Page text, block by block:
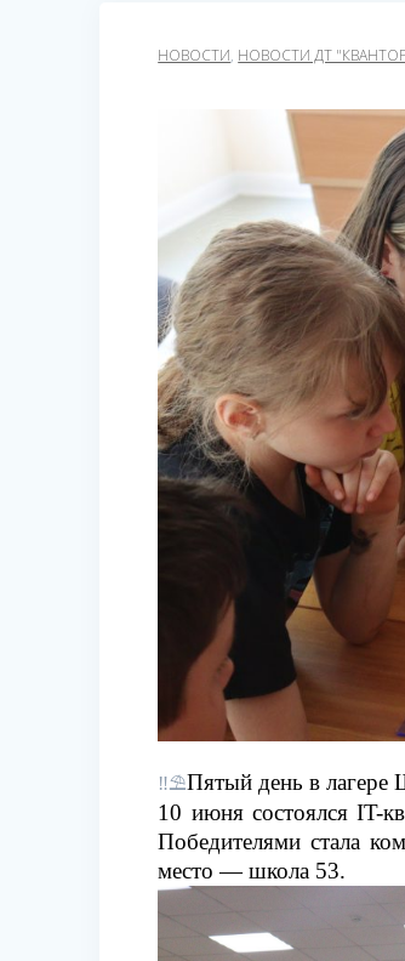
НОВОСТИ, НОВОСТИ ДТ
‼⛱Пятый день в лагере
10 июня состоялся IT-
Победителями стала
место — школа 53.